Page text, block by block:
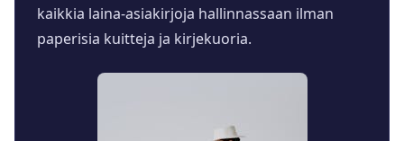
kaikkia laina-asiakirjoja hallinnassaan ilman
paperisia kuitteja ja kirjekuoria.